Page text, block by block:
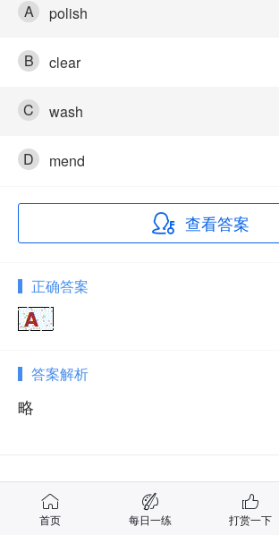
A polish
B clear
C wash
D mend
查看答案
正确答案
答案解析
略
相关试题
首页 每日一练 打赏一下